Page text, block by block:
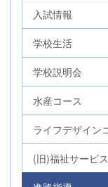
入試情報
学校生活
学校説明会
水産コース
ライフデザイン
(旧)福祉サービ